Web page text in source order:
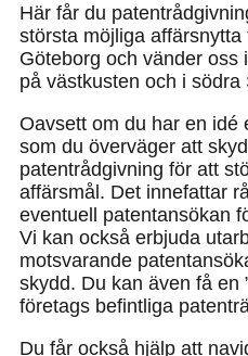
Här får du
största möjliga
Göteborg och vänder oss
på västkusten och i södra
Oavsett om du har en idé
som du överväger att
patentrådgivning för att
affärsmål. Det innefattar
eventuell patentansökan
Vi kan också erbjuda
motsvarande
skydd. Du kan även få en
företags befintliga
Du får också hjälp att